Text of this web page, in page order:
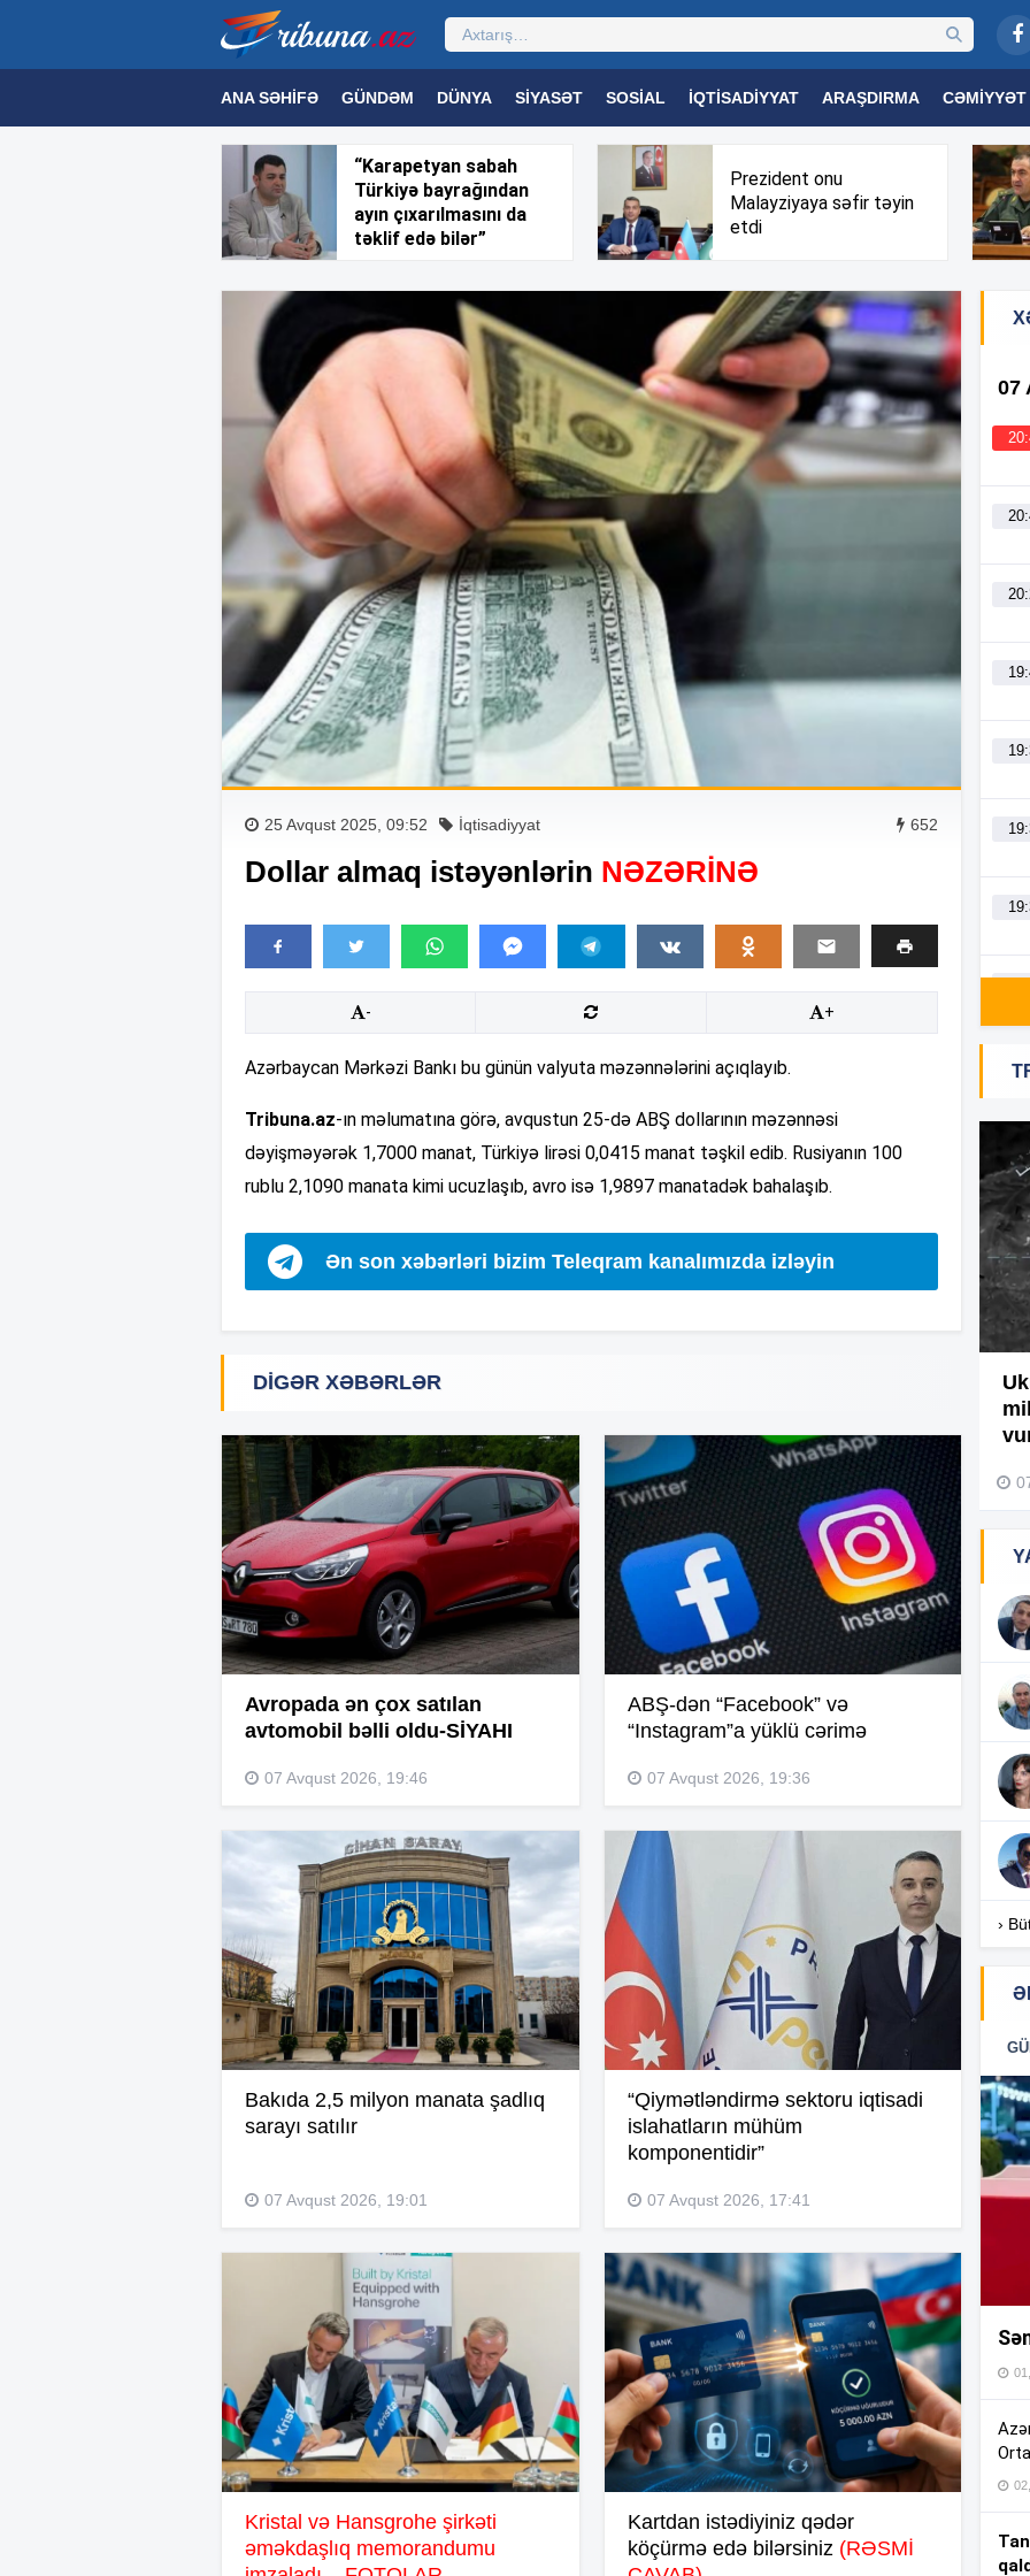
ANA SƏHIFƏ GÜNDƏM DÜNYA SIYASƏT SOSIAL İQTISADIYYAT ARAŞDIRMA CƏMIYYƏT
MƏDƏNIYYƏT MAQAZIN TEXNOLOGIYA TƏHSIL TRIBUNA TV
“Karapetyan sabah
Türkiyə bayrağından
ayın çıxarılmasını da
təklif edə bilər”
Prezident onu
Malayziyaya səfir təyin
etdi
25 Avqust 2025, 09:52 İqtisadiyyat 652
Dollar almaq istəyənlərin NƏZƏRİNƏ
- +
Azərbaycan Mərkəzi Bankı bu günün valyuta məzənnələrini açıqlayıb.
Tribuna.az-ın məlumatına görə, avqustun 25-də ABŞ dollarının məzənnəsi
dəyişməyərək 1,7000 manat, Türkiyə lirəsi 0,0415 manat təşkil edib. Rusiyanın 100
rublu 2,1090 manata kimi ucuzlaşıb, avro isə 1,9897 manatadək bahalaşıb.
Ən son xəbərləri bizim Teleqram kanalımızda izləyin
DIGƏR XƏBƏRLƏR
Avropada ən çox satılan
avtomobil bəlli oldu-SİYAHI
07 Avqust 2026, 19:46
ABŞ-dən “Facebook” və
“Instagram”a yüklü cərimə
07 Avqust 2026, 19:36
Bakıda 2,5 milyon manata şadlıq
sarayı satılır
07 Avqust 2026, 19:01
“Qiymətləndirmə sektoru iqtisadi
islahatların mühüm
komponentidir”
07 Avqust 2026, 17:41
Kristal və Hansgrohe şirkəti
əməkdaşlıq memorandumu
Kartdan istədiyiniz qədər
köçürmə edə bilərsiniz (RƏSMİ
07
04 Avqust 2026, 09:45
›